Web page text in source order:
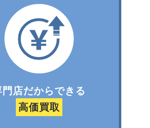
門店だからできる
高価買取